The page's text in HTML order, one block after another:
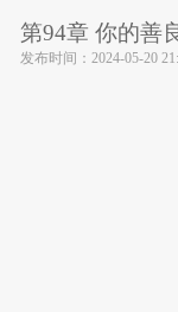
第94章 你的善
发布时间： 2024-05-20